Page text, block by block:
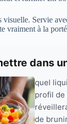
visuelle. Servie
vraiment à la
dans
quel
profil de
de